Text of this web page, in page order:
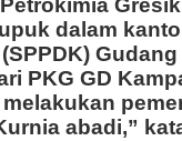
dalam
PKG GD
abadi,”